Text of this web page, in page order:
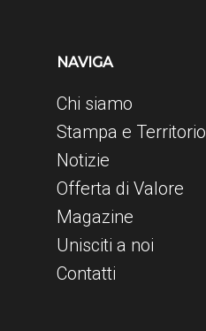
NAVIGA
Chi siamo
Stampa e Territorio
Notizie
Offerta di Valore
Magazine
Unisciti a noi
Contatti